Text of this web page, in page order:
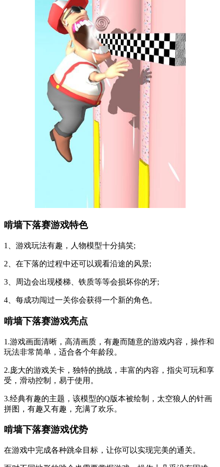
啃墙下落赛游戏特色
1、游戏玩法有趣，人物模型十分搞笑;
2、在下落的过程中还可以观看沿途的风景;
3、周边会出现楼梯、铁质等等会损坏你的牙;
4、每成功闯过一关你会获得一个新的角色。
啃墙下落赛游戏亮点
1.游戏画面清晰，高清画质，有趣而随意的游戏内容，操作和
玩法非常简单，适合各个年龄段。
2.庞大的游戏关卡，独特的挑战，丰富的内容，指尖可玩和享
受，滑动控制，易于使用。
3.经典有趣的主题，该模型的Q版本被绘制，太空狼人的针画
拼图，有趣又有趣，充满了欢乐。
啃墙下落赛游戏优势
在游戏中完成各种跳伞目标，让你可以实现完美的通关。